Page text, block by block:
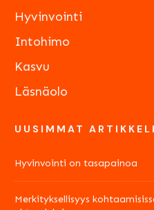
UUSIMMAT
Hyvinvointi on tasapainoa
Merkityksellisyys
Hyvinvointi
Intohimo
Kasvu
Läsnäolo